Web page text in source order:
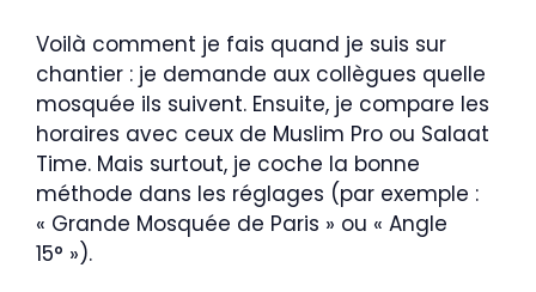
Voilà comment je fais quand je suis sur
chantier : je demande aux collègues quelle
mosquée ils suivent. Ensuite, je compare les
horaires avec ceux de Muslim Pro ou Salaat
Time. Mais surtout, je coche la bonne
méthode dans les réglages (par exemple :
« Grande Mosquée de Paris » ou « Angle
15° »).